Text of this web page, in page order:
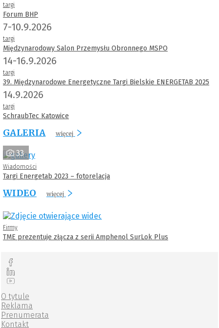
targi
Forum BHP
7-10.9.2026
targi
Międzynarodowy Salon Przemysłu Obronnego MSPO
14-16.9.2026
targi
39. Międzynarodowe Energetyczne Targi Bielskie ENERGETAB 2025
14.9.2026
targi
SchraubTec Katowice
GALERIA więcej
33
Wiadomości
Targi Energetab 2023 – fotorelacja
WIDEO więcej
Firmy
TME prezentuje złącza z serii Amphenol SurLok Plus
O tytule
Reklama
Prenumerata
Kontakt